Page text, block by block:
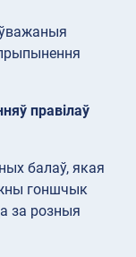
правілаў
балаў, якая
гоншчык
за розныя